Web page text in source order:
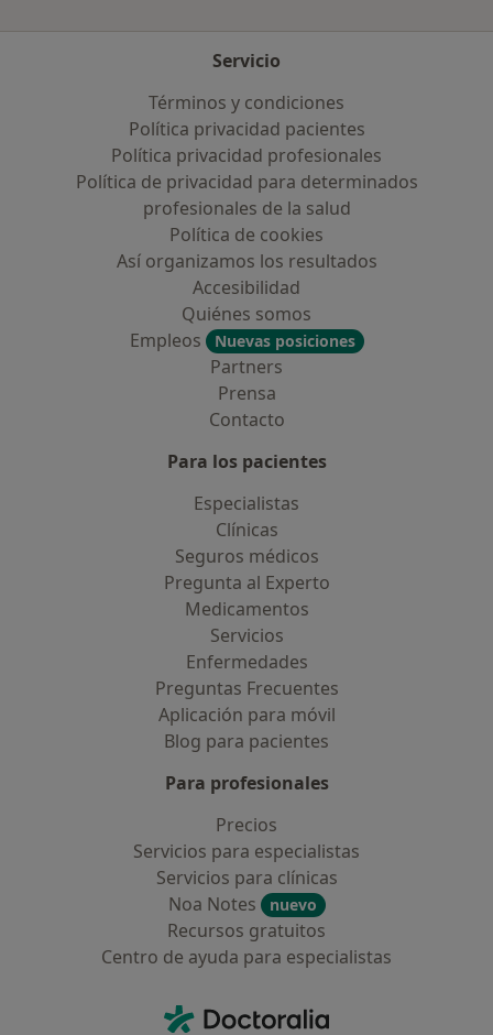
Servicio
Términos y condiciones
Política privacidad pacientes
Política privacidad profesionales
Política de privacidad para determinados
profesionales de la salud
Política de cookies
Así organizamos los resultados
Accesibilidad
Quiénes somos
Empleos
Nuevas posiciones
Partners
Prensa
Contacto
Para los pacientes
Especialistas
Clínicas
Seguros médicos
Pregunta al Experto
Medicamentos
Servicios
Enfermedades
Preguntas Frecuentes
Aplicación para móvil
Blog para pacientes
Para profesionales
Precios
Servicios para especialistas
Servicios para clínicas
Noa Notes
nuevo
Recursos gratuitos
Centro de ayuda para especialistas
Doctoralia - Página de inicio